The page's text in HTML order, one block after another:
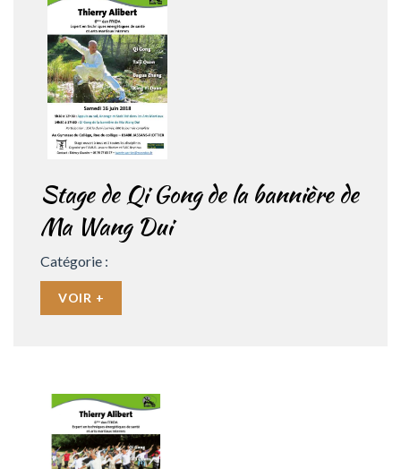
Stage de Qi Gong de la bannière de
Ma Wang Dui
Catégorie :
VOIR +